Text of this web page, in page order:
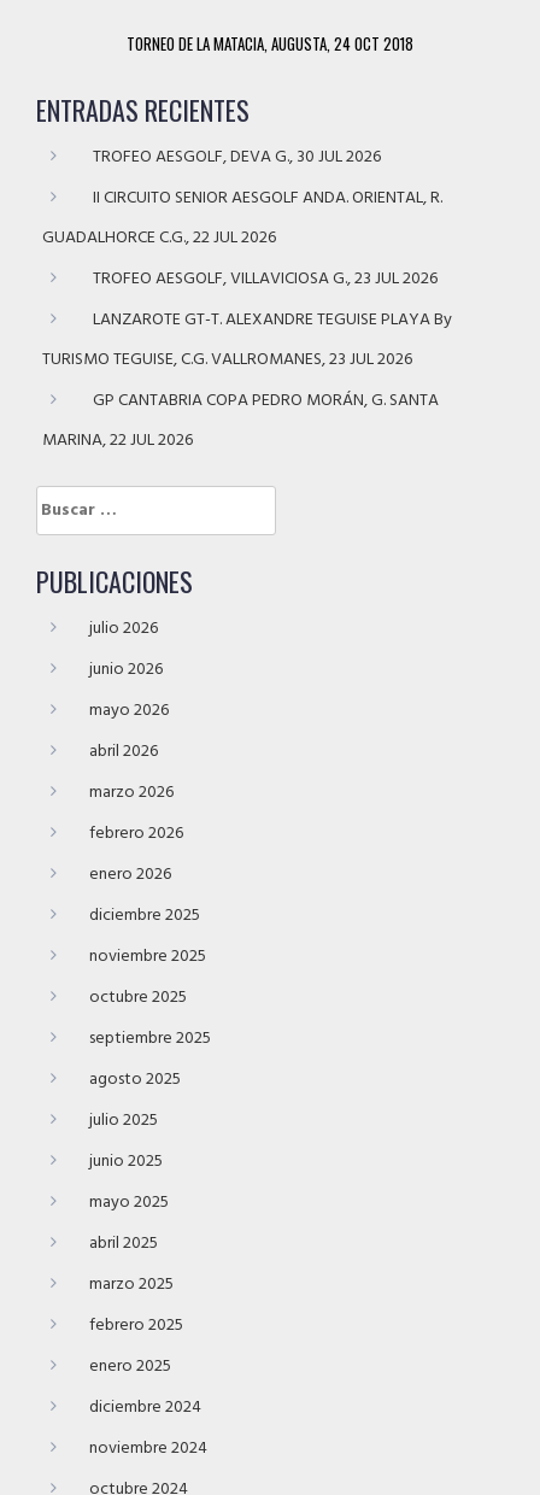
TORNEO DE LA MATACIA, AUGUSTA, 24 OCT 2018
ENTRADAS RECIENTES
TROFEO AESGOLF, DEVA G., 30 JUL 2026
II CIRCUITO SENIOR AESGOLF ANDA. ORIENTAL, R.
GUADALHORCE C.G., 22 JUL 2026
TROFEO AESGOLF, VILLAVICIOSA G., 23 JUL 2026
LANZAROTE GT-T. ALEXANDRE TEGUISE PLAYA By
TURISMO TEGUISE, C.G. VALLROMANES, 23 JUL 2026
GP CANTABRIA COPA PEDRO MORÁN, G. SANTA
MARINA, 22 JUL 2026
Buscar:
PUBLICACIONES
julio 2026
junio 2026
mayo 2026
abril 2026
marzo 2026
febrero 2026
enero 2026
diciembre 2025
noviembre 2025
octubre 2025
septiembre 2025
agosto 2025
julio 2025
junio 2025
mayo 2025
abril 2025
marzo 2025
febrero 2025
enero 2025
diciembre 2024
noviembre 2024
octubre 2024